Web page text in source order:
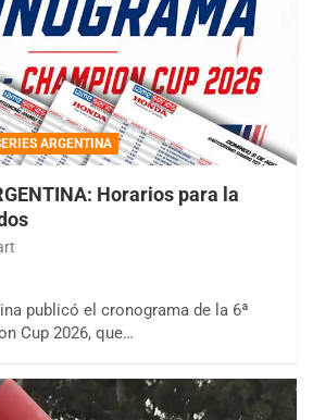
ARGENTINA
Horarios para la
publicó el cronograma de la 6ª
Cup 2026, que…